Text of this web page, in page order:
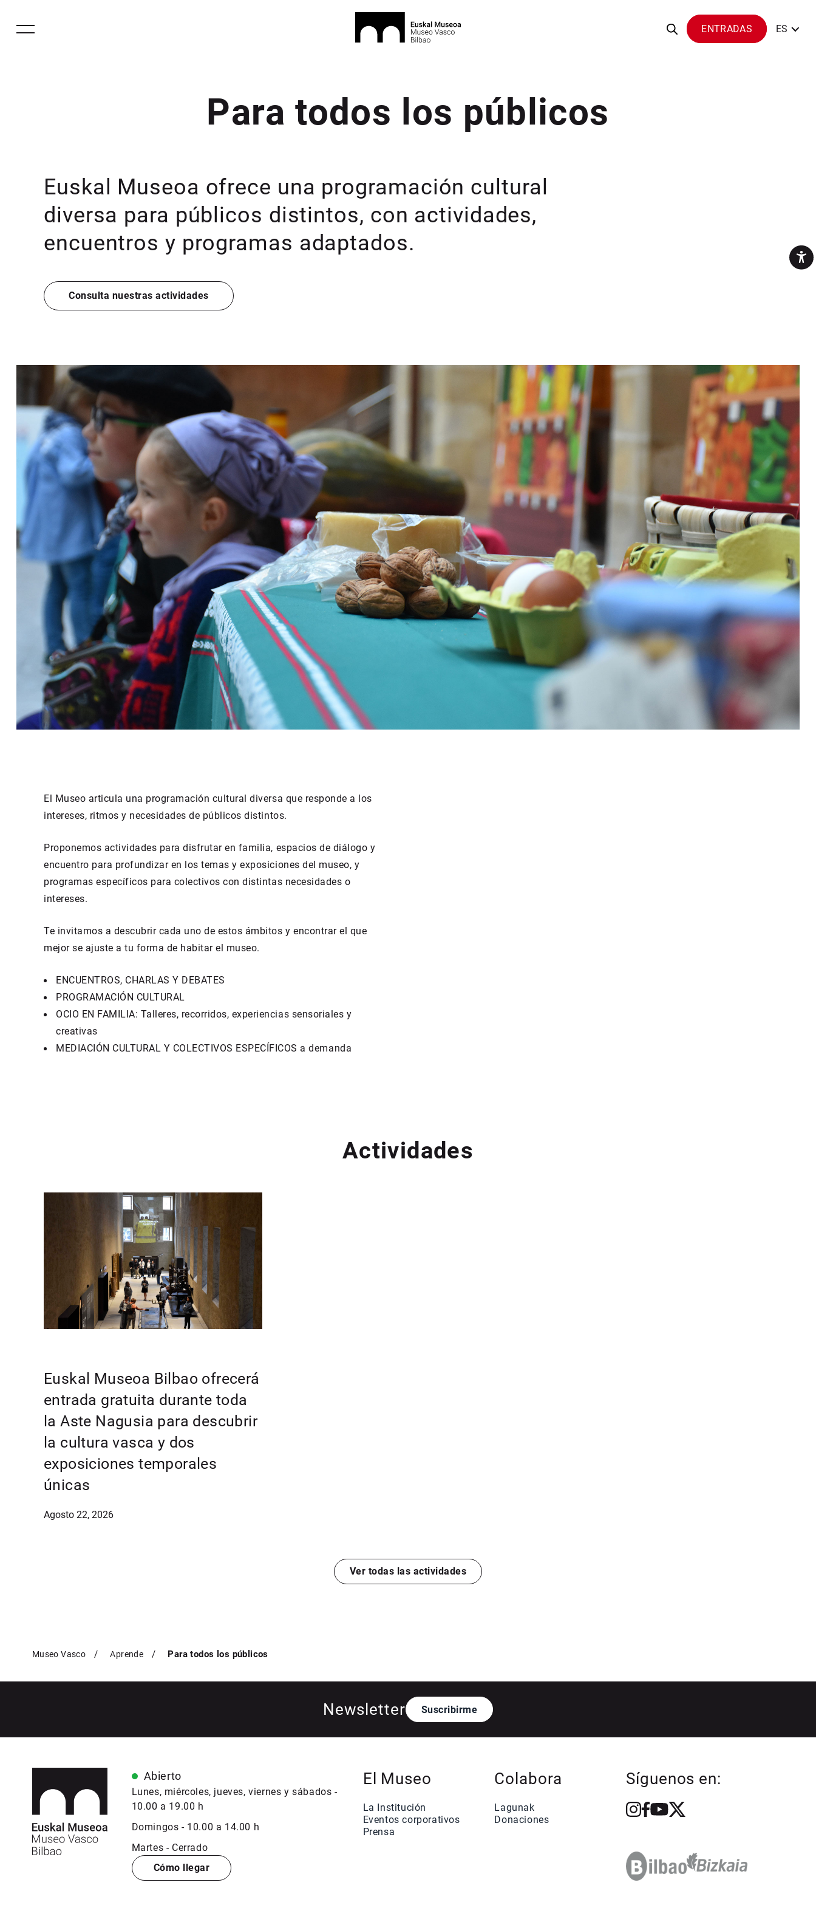
ENTRADAS ES
Para todos los públicos
Euskal Museoa ofrece una programación cultural
diversa para públicos distintos, con actividades,
encuentros y programas adaptados.
Consulta nuestras actividades
El Museo articula una programación cultural diversa que responde a los
intereses, ritmos y necesidades de públicos distintos.
Proponemos actividades para disfrutar en familia, espacios de diálogo y
encuentro para profundizar en los temas y exposiciones del museo, y
programas específicos para colectivos con distintas necesidades o
intereses.
Te invitamos a descubrir cada uno de estos ámbitos y encontrar el que
mejor se ajuste a tu forma de habitar el museo.
ENCUENTROS, CHARLAS Y DEBATES
PROGRAMACIÓN CULTURAL
OCIO EN FAMILIA: Talleres, recorridos, experiencias sensoriales y
creativas
MEDIACIÓN CULTURAL Y COLECTIVOS ESPECÍFICOS a demanda
Actividades
Euskal Museoa Bilbao ofrecerá
entrada gratuita durante toda
la Aste Nagusia para descubrir
la cultura vasca y dos
exposiciones temporales
únicas
Agosto 22, 2026
Ver todas las actividades
Museo Vasco Aprende Para todos los públicos
Newsletter Suscribirme
Abierto
Lunes, miércoles, jueves, viernes y sábados -
10.00 a 19.00 h
Domingos - 10.00 a 14.00 h
Martes - Cerrado
Cómo llegar
El Museo
La Institución
Eventos corporativos
Prensa
Colabora
Lagunak
Donaciones
Síguenos en: